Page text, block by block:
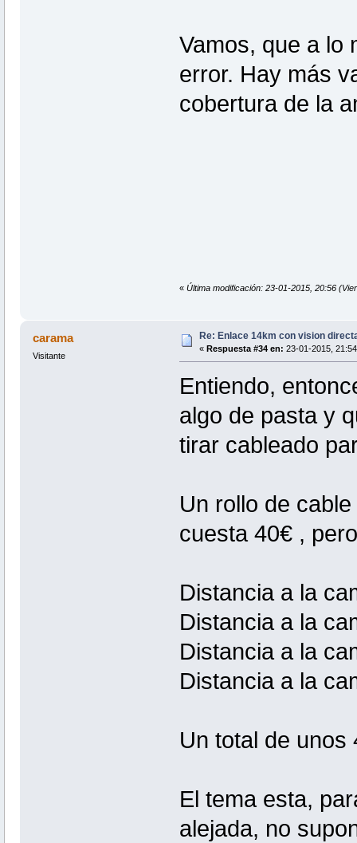
Vamos, que a lo
error. Hay más
cobertura de la
« Última modificación: 23-01-2015, 20:56
carama
Visitante
Re: Enlace 14km con vision
« Respuesta #34 en: 23-01-2015,
Entiendo,
algo de pasta y
tirar cableado
Un rollo de
cuesta 40€ ,
Distancia a la
Distancia a la
Distancia a la
Distancia a la
Un total de unos
El tema esta,
alejada, no